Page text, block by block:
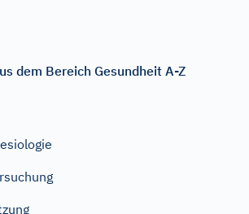
dem Bereich Gesundheit A-Z